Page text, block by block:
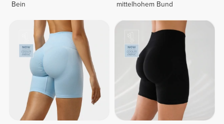
Bein
mittelhohem Bund